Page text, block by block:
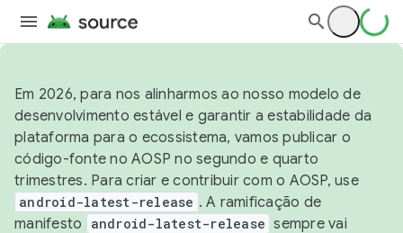
Em 2026, para nos alinharmos ao nosso modelo de
desenvolvimento estável e garantir a estabilidade da
plataforma para o ecossistema, vamos publicar o
código-fonte no AOSP no segundo e quarto
trimestres. Para criar e contribuir com o AOSP, use
android-latest-release . A ramificação de
manifesto
android-latest-release sempre vai